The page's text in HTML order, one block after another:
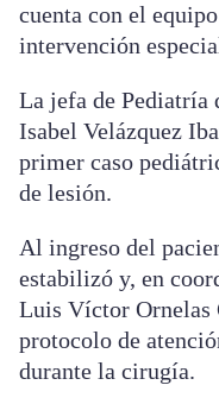
cuenta con el
intervención
La jefa de Pediatría
Isabel Velázquez
primer caso
de lesión.
Al ingreso del
estabilizó y, en
Luis Víctor Ornelas
protocolo de
durante la cirugía.